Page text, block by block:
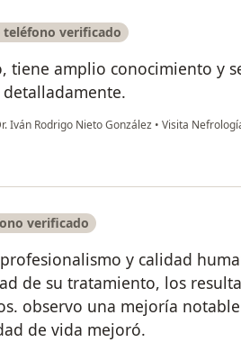
teléfono verificado
tiene amplio conocimiento y
Iván Rodrigo Nieto González • Visita
verificado
y calidad
de su tratamiento, los
observo una mejoría
de vida mejoró.